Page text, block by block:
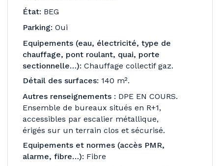
État: BEG
Parking: Oui
Equipements (eau, électricité, type de
chauffage, pont roulant, quai, porte
sectionnelle…): Chauffage collectif gaz.
Détail des surfaces: 140 m².
Autres renseignements : DPE EN COURS.
Ensemble de bureaux situés en R+1,
accessibles par escalier métallique,
érigés sur un terrain clos et sécurisé.
Equipements et normes (accès PMR,
alarme, fibre…): Fibre